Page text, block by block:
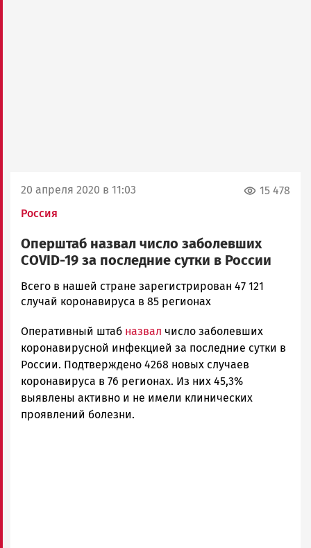
20 апреля 2020 в 11:03
Россия
15 478
Оперштаб назвал число заболевших
COVID-19 за последние сутки в России
Корректор
Новости
и
Карелии
|
Петрозаводск
ГОВОРИТ
Всего в нашей стране зарегистрирован 47 121
случай коронавируса в 85 регионах
Оперативный штаб назвал число заболевших
коронавирусной инфекцией за последние сутки в
России. Подтверждено 4268 новых случаев
коронавируса в 76 регионах. Из них 45,3%
выявлены активно и не имели клинических
проявлений болезни.